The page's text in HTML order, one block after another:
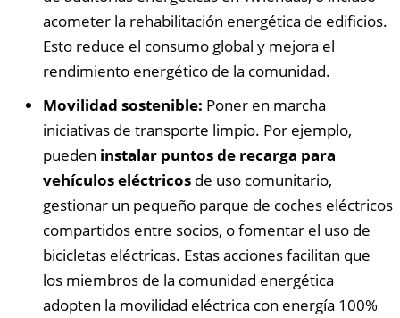
acometer la rehabilitación energética de edificios.
Esto reduce el consumo global y mejora el
rendimiento energético de la comunidad.
Movilidad sostenible: Poner en marcha
iniciativas de transporte limpio. Por ejemplo,
pueden instalar puntos de recarga para
vehículos eléctricos de uso comunitario,
gestionar un pequeño parque de coches eléctricos
compartidos entre socios, o fomentar el uso de
bicicletas eléctricas. Estas acciones facilitan que
los miembros de la comunidad energética
adopten la movilidad eléctrica con energía 100%